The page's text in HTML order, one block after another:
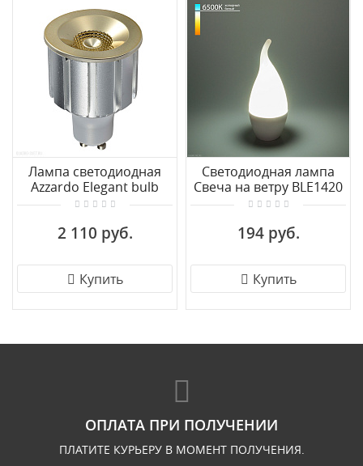
Лампа светодиодная
Azzardo Elegant bulb
4000K AZ2228
2 110 руб.
Купить
Светодиодная лампа
Свеча на ветру BLE1420
СDW LED D 6W 6500K
BLE1420
194 руб.
Купить
ОПЛАТА ПРИ ПОЛУЧЕНИИ
ПЛАТИТЕ КУРЬЕРУ В МОМЕНТ ПОЛУЧЕНИЯ.